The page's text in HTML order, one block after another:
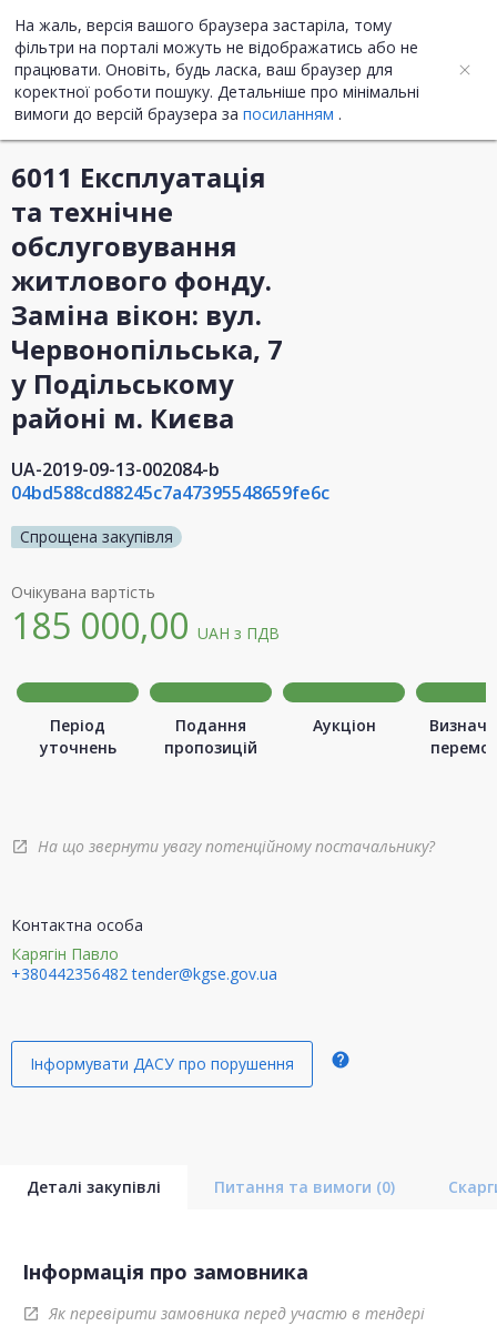
На жаль, версія вашого браузера застаріла, тому
фільтри на порталі можуть не відображатись або не
працювати. Оновіть, будь ласка, ваш браузер для
коректної роботи пошуку. Детальніше про мінімальні
вимоги до версій браузера за посиланням .
UA ENG
Інформація про закупівлю
6011 Експлуатація
та технічне
обслуговування
житлового фонду.
Заміна вікон: вул.
Червонопільська, 7
у Подільському
районі м. Києва
UA-2019-09-13-002084-b
04bd588cd88245c7a47395548659fe6c
Спрощена закупівля
Очікувана вартість
185 000,00 UAH з ПДВ
Період
уточнень
Подання
пропозицій
Аукціон
open_in_new На що звернути увагу потенційному постачальнику?
Контактна особа
Карягін Павло
+380442356482 tender@kgse.gov.ua
Інформувати ДАСУ про порушення help
Деталі закупівлі Питання та вимоги (0)
Інформація про замовника
open_in_new Як перевірити замовника перед участю в тендері